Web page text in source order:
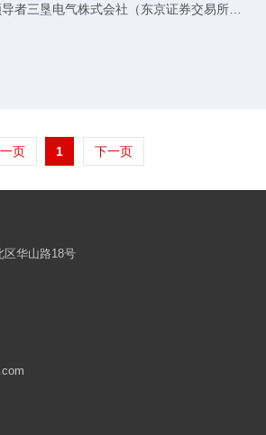
者三垦电气株式会社（东京证券交易所代
势。
一页 1 下一页
区华山路18号